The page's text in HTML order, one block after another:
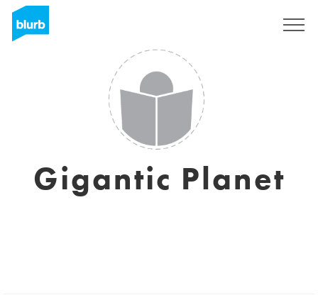
Gigantic Planet